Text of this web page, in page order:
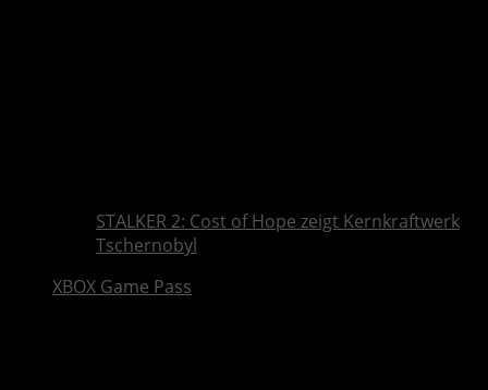
STALKER 2: Cost of Hope zeigt Kernkraftwerk
Tschernobyl
XBOX Game Pass